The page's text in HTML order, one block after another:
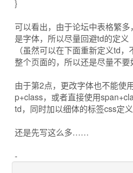
}
可以看出，由于论坛中表格繁
是字体，所以尽量回避td的定义
（虽然可以在下面重新定义td
整个页面的，所以还是尽量不要
由于第2点，更改字体也不能使
p+class，或者直接使用
td，同时加以细体的标签css定义
还是先写这么多……
-